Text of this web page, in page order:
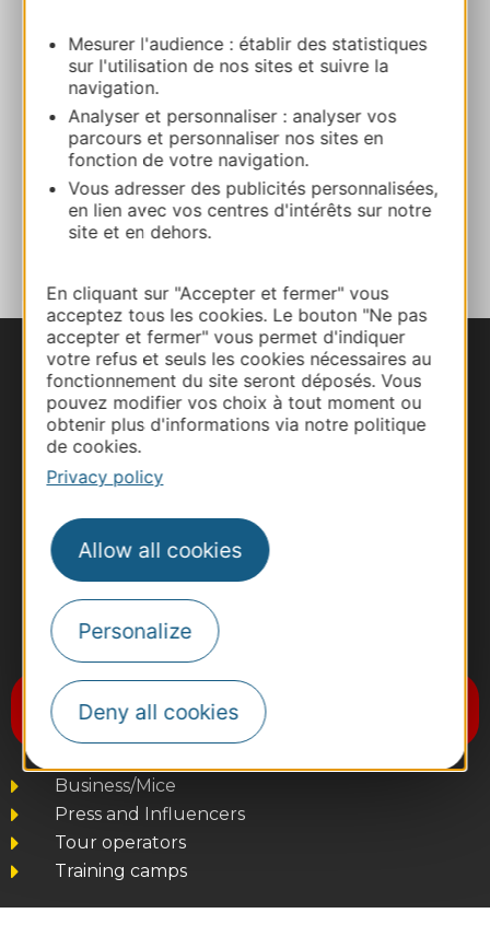
Mesurer l'audience : établir des statistiques
sur l'utilisation de nos sites et suivre la
navigation.
Analyser et personnaliser : analyser vos
parcours et personnaliser nos sites en
fonction de votre navigation.
Vous adresser des publicités personnalisées,
en lien avec vos centres d'intérêts sur notre
site et en dehors.
En cliquant sur "Accepter et fermer" vous
acceptez tous les cookies. Le bouton "Ne pas
accepter et fermer" vous permet d'indiquer
votre refus et seuls les cookies nécessaires au
fonctionnement du site seront déposés. Vous
pouvez modifier vos choix à tout moment ou
obtenir plus d'informations via notre politique
de cookies.
Privacy policy
Allow all cookies
Personalize
Deny all cookies
Website
Facebook
ADD TO FAVORITES
#VoyageOccitanie
Subscribe to the newsletter
Destination Occitanie
Business/Mice
Press and Influencers
Tour operators
Training camps